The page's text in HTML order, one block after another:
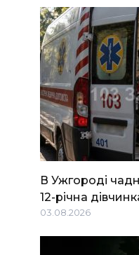
В Ужгороді
12-річна
03.08.2026